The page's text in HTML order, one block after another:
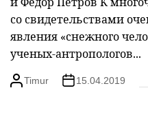
со свидетельствами
явления «снежного
ученых-антропологов...
Timur 15.04.2019